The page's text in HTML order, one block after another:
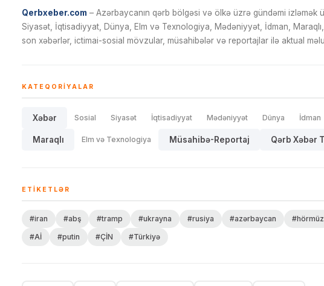
Qerbxeber.com – Azərbaycanın qərb bölgəsi və ölkə üzrə gündəmi izləmək
Siyasət, İqtisadiyyat, Dünya, Elm və Texnologiya, Mədəniyyət, İdman,
son xəbərlər, ictimai-sosial mövzular, müsahibələr və reportajlar ilə aktual
KATEQORIYALAR
Xəbər Sosial Siyasət İqtisadiyyat Mədəniyyət Dünya İdman
Maraqlı Elm və Texnologiya Müsahibə-Reportaj Qərb Xəbər
ETIKETLƏR
#iran #abş #tramp #ukrayna #rusiya #azərbaycan #hörmüz
#Aİ
#putin #ÇİN #Türkiyə